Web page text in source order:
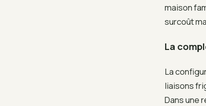
maison
surcoût
La
La
liaisons
Dans une